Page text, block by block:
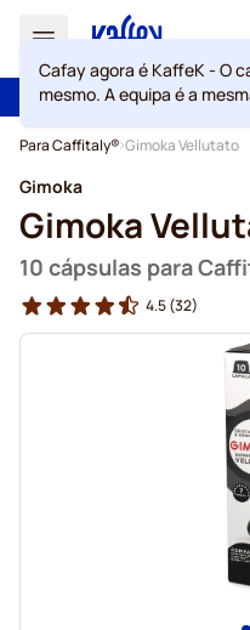
Ir para o Conteúdo
Portes
100 dias
Cafay agora é KaffeK - O
mesmo. A equipa é a
Para Caffitaly® Gimoka Vellutato
Gimoka
Gimoka
10 cápsulas para
4.5(32)